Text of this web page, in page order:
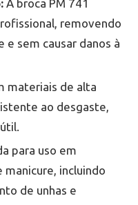
A broca PM 741
removendo
e sem causar danos à
materiais de alta
ao desgaste,
para uso em
incluindo
de unhas e